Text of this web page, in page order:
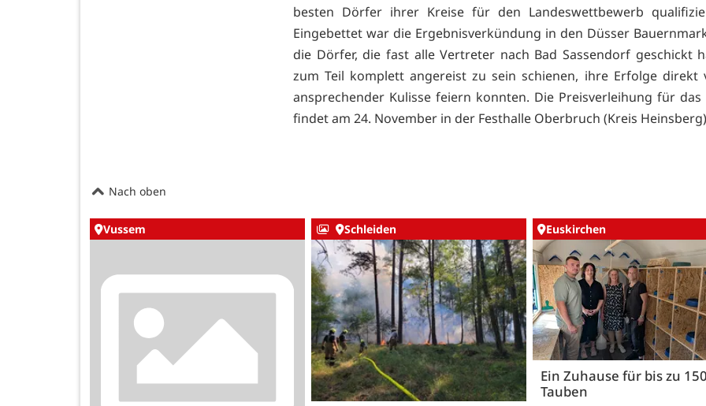
besten Dörfer ihrer Kreise für den Landeswettbewerb
Eingebettet war die Ergebnisverkündung in den Düsser
die Dörfer, die fast alle Vertreter nach Bad Sassendorf geschickt
zum Teil komplett angereist zu sein schienen, ihre Erfolge
ansprechender Kulisse feiern konnten. Die Preisverleihung für das
findet am 24. November in der Festhalle Oberbruch (Kreis
Nach oben
Vussem Schleiden Euskirchen
Ein Zuhause für bis zu
Tauben